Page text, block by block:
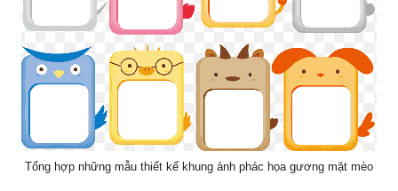
Tổng hợp những mẫu thiết kế khung ảnh phác họa gương mặt mèo